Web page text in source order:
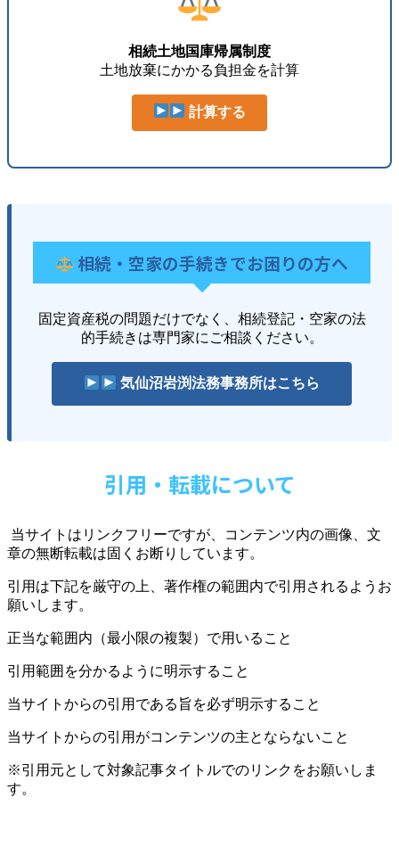
相続土地国庫帰属制度
土地放棄にかかる負担金を計算
計算する
相続・空家の手続きでお困りの方へ
固定資産税の問題だけでなく、相続登記・空家の法
的手続きは専門家にご相談ください。
気仙沼岩渕法務事務所はこちら
引用・転載について
当サイトはリンクフリーですが、コンテンツ内の画像、文
章の無断転載は固くお断りしています。
引用は下記を厳守の上、著作権の範囲内で引用されるようお
願いします。
正当な範囲内（最小限の複製）で用いること
引用範囲を分かるように明示すること
当サイトからの引用である旨を必ず明示すること
当サイトからの引用がコンテンツの主とならないこと
※引用元として対象記事タイトルでのリンクをお願いしま
す。